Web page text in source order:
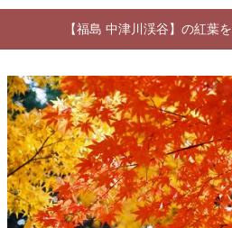
【福島 中津川渓谷】の紅葉